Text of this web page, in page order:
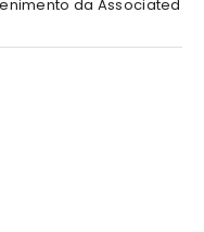
da Associated